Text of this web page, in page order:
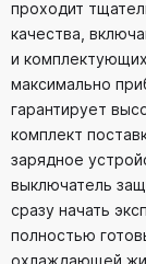
проходит
качества,
и
максимально
гарантирует
комплект
зарядное
выключатель
сразу начать
полностью